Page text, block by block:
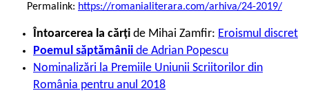
Permalink: https://romanialiterara.com/arhiva/24-2019/
Întoarcerea la cărți de Mihai Zamfir: Eroismul discret
Poemul săptămânii de Adrian Popescu
Nominalizări la Premiile Uniunii Scriitorilor din
România pentru anul 2018